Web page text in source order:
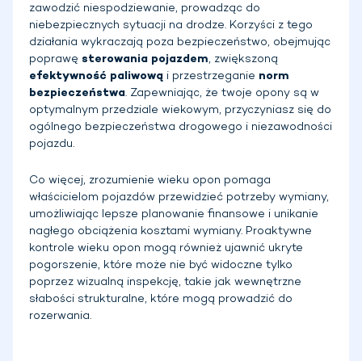
zawodzić niespodziewanie, prowadząc do
niebezpiecznych sytuacji na drodze. Korzyści z tego
działania wykraczają poza bezpieczeństwo, obejmując
poprawę sterowania pojazdem, zwiększoną
efektywność paliwową i przestrzeganie norm
bezpieczeństwa. Zapewniając, że twoje opony są w
optymalnym przedziale wiekowym, przyczyniasz się do
ogólnego bezpieczeństwa drogowego i niezawodności
pojazdu.
Co więcej, zrozumienie wieku opon pomaga
właścicielom pojazdów przewidzieć potrzeby wymiany,
umożliwiając lepsze planowanie finansowe i unikanie
nagłego obciążenia kosztami wymiany. Proaktywne
kontrole wieku opon mogą również ujawnić ukryte
pogorszenie, które może nie być widoczne tylko
poprzez wizualną inspekcję, takie jak wewnętrzne
słabości strukturalne, które mogą prowadzić do
rozerwania.